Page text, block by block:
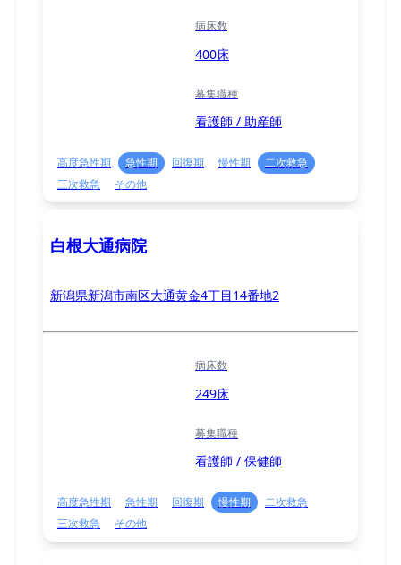
病床数
400床
募集職種
看護師 / 助産師
高度急性期 急性期 回復期 慢性期
二次救急
三次救急
その他
白根大通病院
新潟県新潟市南区大通黄金4丁目14番地2
病床数
249床
募集職種
看護師 / 保健師
高度急性期 急性期 回復期 慢性期
二次救急
三次救急
その他